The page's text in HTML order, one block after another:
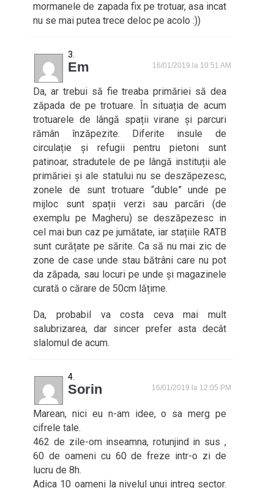
mormanele de zapada fix pe trotuar, asa incat
nu se mai putea trece deloc pe acolo :))
Em 16/01/2019 la 10:51 AM
Da, ar trebui să fie treaba primăriei să dea
zăpada de pe trotuare. În situația de acum
trotuarele de lângă spații virane și parcuri
rămân înzăpezite. Diferite insule de
circulație și refugii pentru pietoni sunt
patinoar, stradutele de pe lângă instituții ale
primăriei și ale statului nu se deszăpezesc,
zonele de sunt trotuare “duble” unde pe
mijloc sunt spații verzi sau parcări (de
exemplu pe Magheru) se deszăpezesc in
cel mai bun caz pe jumătate, iar stațiile RATB
sunt curățate pe sărite. Ca să nu mai zic de
zone de case unde stau bătrâni care nu pot
da zăpada, sau locuri pe unde și magazinele
curată o cărare de 50cm lățime.
Da, probabil va costa ceva mai mult
salubrizarea, dar sincer prefer asta decât
slalomul de acum.
Sorin 16/01/2019 la 12:05 PM
Marean, nici eu n-am idee, o sa merg pe
cifrele tale.
462 de zile-om inseamna, rotunjind in sus ,
60 de oameni cu 60 de freze intr-o zi de
lucru de 8h.
Adica 10 oameni la nivelul unui intreg sector.